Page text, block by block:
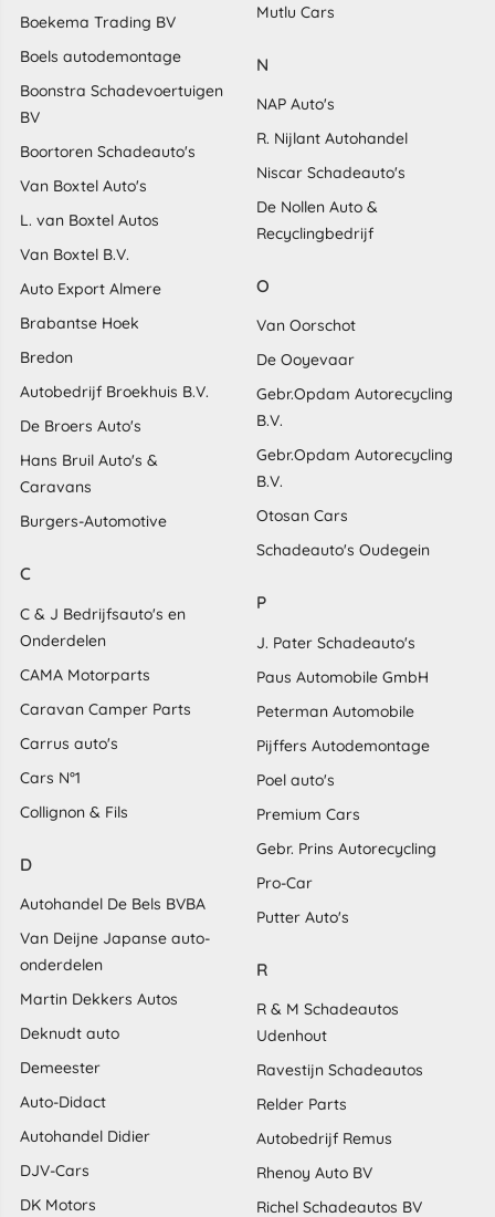
Boekema Trading BV
Boels autodemontage
Boonstra Schadevoertuigen
BV
Boortoren Schadeauto's
Van Boxtel Auto's
L. van Boxtel Autos
Van Boxtel B.V.
Auto Export Almere
Brabantse Hoek
Bredon
Autobedrijf Broekhuis B.V.
De Broers Auto's
Hans Bruil Auto's &
Caravans
Burgers-Automotive
C
C & J Bedrijfsauto's en
Onderdelen
CAMA Motorparts
Caravan Camper Parts
Carrus auto's
Cars N°1
Collignon & Fils
D
Autohandel De Bels BVBA
Van Deijne Japanse auto-
onderdelen
Martin Dekkers Autos
Deknudt auto
Demeester
Auto-Didact
Autohandel Didier
DJV-Cars
DK Motors
Mutlu Cars
N
NAP Auto's
R. Nijlant Autohandel
Niscar Schadeauto's
De Nollen Auto &
Recyclingbedrijf
O
Van Oorschot
De Ooyevaar
Gebr.Opdam Autorecycling
B.V.
Gebr.Opdam Autorecycling
B.V.
Otosan Cars
Schadeauto's Oudegein
P
J. Pater Schadeauto's
Paus Automobile GmbH
Peterman Automobile
Pijffers Autodemontage
Poel auto's
Premium Cars
Gebr. Prins Autorecycling
Pro-Car
Putter Auto's
R
R & M Schadeautos
Udenhout
Ravestijn Schadeautos
Relder Parts
Autobedrijf Remus
Rhenoy Auto BV
Richel Schadeautos BV